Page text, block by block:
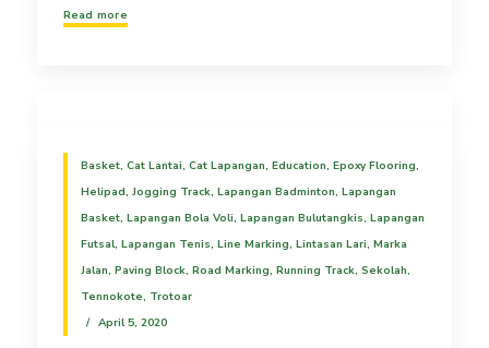
Read more
Basket, Cat Lantai, Cat Lapangan, Education, Epoxy Flooring,
Helipad, Jogging Track, Lapangan Badminton, Lapangan
Basket, Lapangan Bola Voli, Lapangan Bulutangkis, Lapangan
Futsal, Lapangan Tenis, Line Marking, Lintasan Lari, Marka
Jalan, Paving Block, Road Marking, Running Track, Sekolah,
Tennokote, Trotoar
April 5, 2020